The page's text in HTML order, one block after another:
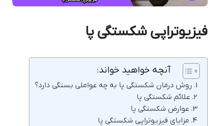
فیزیوتراپی شکستگی پا
آنچه خواهید خواند:
روش درمان شکستگی پا به چه عواملی بستگی دارد؟
علائم شکستگی پا
عوارض شکستگی پا
مزایای فیزیوتراپی شکستگی پا